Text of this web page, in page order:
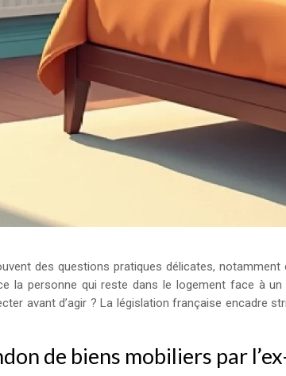
des questions pratiques délicates,
la personne qui reste dans le logement face à
avant d’agir ? La législation française encadre
de biens mobiliers par